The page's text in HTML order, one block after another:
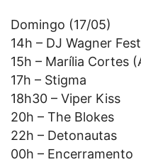
Domingo (17/05)
14h – DJ Wagner
15h – Marília Cortes
17h – Stigma
18h30 – Viper Kiss
20h – The Blokes
22h – Detonautas
00h – Encerramento